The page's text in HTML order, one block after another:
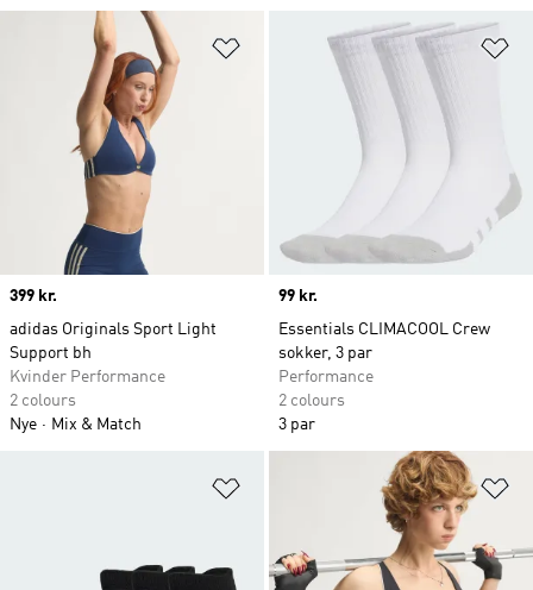
Føj til ønskeliste
Price
399 kr.
adidas Originals Sport Light
Support bh
Kvinder Performance
2 colours
Nye
Mix & Match
Price
99 kr.
Essentials CLIMACOOL Crew
sokker, 3 par
Performance
2 colours
3 par